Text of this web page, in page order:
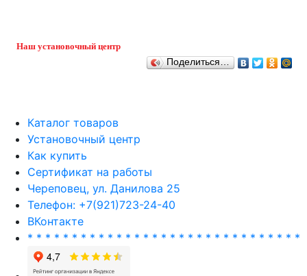
Наш установочный центр
Поделиться…
Каталог товаров
Установочный центр
Как купить
Сертификат на работы
Череповец, ул. Данилова 25
Телефон: +7(921)723-24-40
ВКонтакте
* * * * * * * * * * * * * * * * * * * * * * * * * * * * * * *